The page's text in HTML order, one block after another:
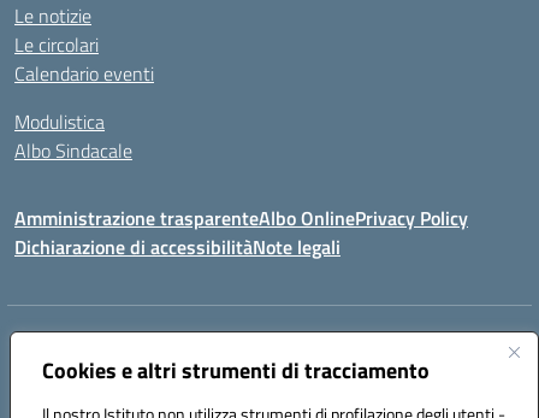
Cookies e altri strumenti di tracciamento
Le notizie
Le circolari
Calendario eventi
Modulistica
Albo Sindacale
Amministrazione trasparenteAlbo OnlinePrivacy Policy
Dichiarazione di accessibilitàNote legali
Indirizzo:
Centralino:0994722507 Email:TAIC873006@istruzione.it